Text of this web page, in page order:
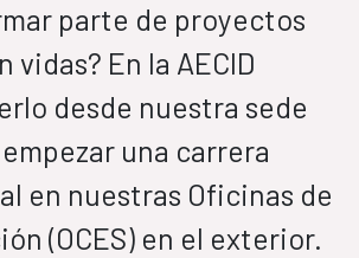
parte de proyectos
vidas? En la AECID
desde nuestra sede
una carrera
en nuestras Oficinas de
(OCES) en el exterior.